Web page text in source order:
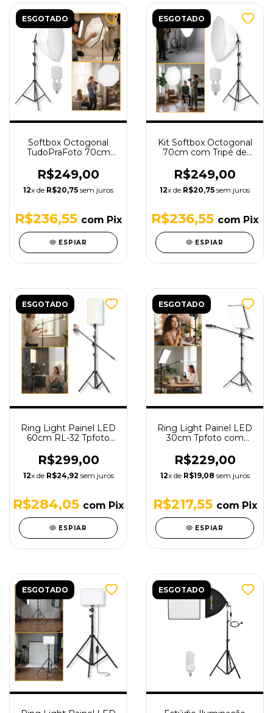
ESGOTADO
Softbox Octogonal
TudoPraFoto 70cm
Iluminação 1,9m e
Lâmpada 135W - 110V
R$249,00
12x de R$20,75 sem juros
R$236,55 com Pix
ESPIAR
ESGOTADO
Kit Softbox Octogonal
70cm com Tripé de
Lâmpada 150W - 220V
R$249,00
12x de R$20,75 sem juros
R$236,55 com Pix
ESPIAR
ESGOTADO
Ring Light Painel LED
60cm RL-32 Tpfoto
Braço Girafa com Ball
Head
R$299,00
12x de R$24,92 sem juros
R$284,05 com Pix
ESPIAR
ESGOTADO
Ring Light Painel LED
30cm Tpfoto com
Girafa com Ball Head -
RL16
R$229,00
12x de R$19,08 sem juros
R$217,55 com Pix
ESPIAR
ESGOTADO ESGOTADO